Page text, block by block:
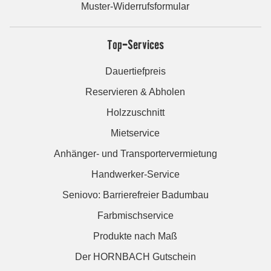
Muster-Widerrufsformular
Top-Services
Dauertiefpreis
Reservieren & Abholen
Holzzuschnitt
Mietservice
Anhänger- und Transportervermietung
Handwerker-Service
Seniovo: Barrierefreier Badumbau
Farbmischservice
Produkte nach Maß
Der HORNBACH Gutschein